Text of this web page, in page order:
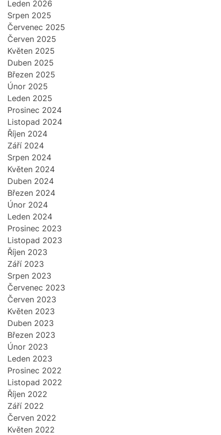
Leden 2026
Srpen 2025
Červenec 2025
Červen 2025
Květen 2025
Duben 2025
Březen 2025
Únor 2025
Leden 2025
Prosinec 2024
Listopad 2024
Říjen 2024
Září 2024
Srpen 2024
Květen 2024
Duben 2024
Březen 2024
Únor 2024
Leden 2024
Prosinec 2023
Listopad 2023
Říjen 2023
Září 2023
Srpen 2023
Červenec 2023
Červen 2023
Květen 2023
Duben 2023
Březen 2023
Únor 2023
Leden 2023
Prosinec 2022
Listopad 2022
Říjen 2022
Září 2022
Červen 2022
Květen 2022